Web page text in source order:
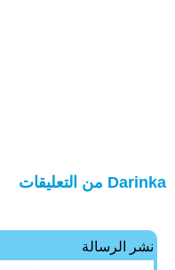
Darinka من التعليقات
نشر الرسالة